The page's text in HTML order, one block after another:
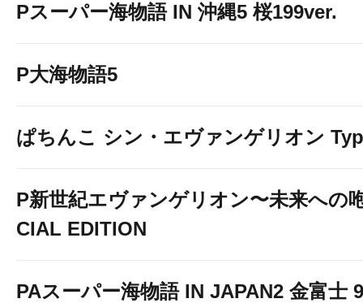
Pスーパー海物語 IN 沖縄5 桜199ver.
P大海物語5
ぱちんこ シン・エヴァンゲリオン
P新世紀エヴァンゲリオン〜未来への
CIAL EDITION
PAスーパー海物語 IN JAPAN2 金富士